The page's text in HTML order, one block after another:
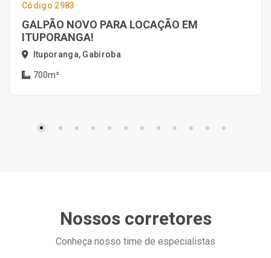
Código 2983
GALPÃO NOVO PARA LOCAÇÃO EM
ITUPORANGA!
Ituporanga, Gabiroba
700m²
Nossos corretores
Conheça nosso time de especialistas